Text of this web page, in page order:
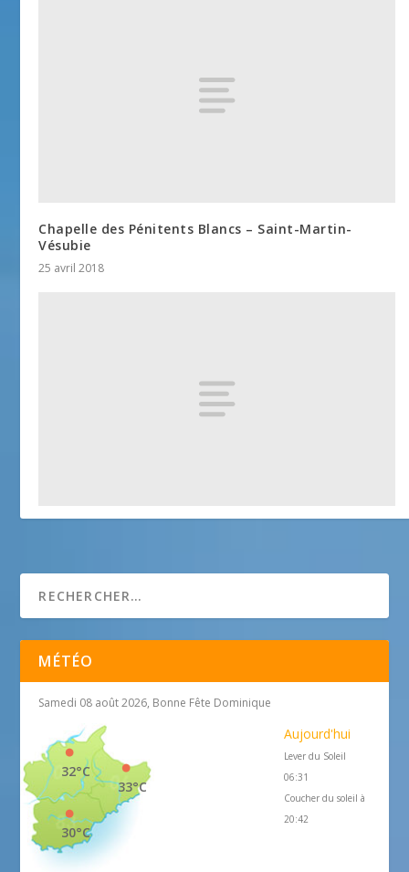
Chapelle des Pénitents Blancs – Saint-Martin-
Vésubie
25 avril 2018
MÉTÉO
Samedi 08 août 2026, Bonne Fête Dominique
33°C
32°C
30°C
Aujourd'hui
Lever du Soleil
06:31
Coucher du soleil à
20:42